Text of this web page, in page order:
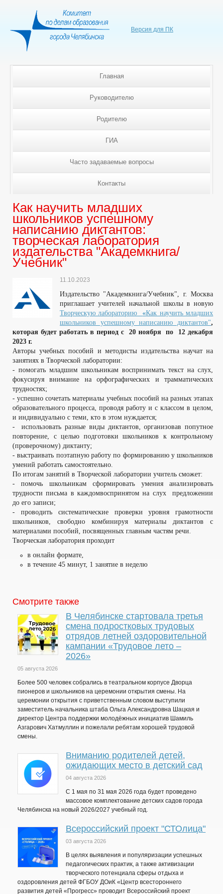
Версия для ПК
Главная
Руководителю
Родителю
ГИА
Часто задаваемые вопросы
Контакты
Как научить младших
школьников успешному
написанию диктантов:
творческая лаборатория
издательства "Академкнига/
Учебник"
11.10.2023
Издательство "Академкнига/Учебник", г. Москва
приглашает учителей начальной школы в новую
Творческую лабораторию«Как научить младших
школьников успешному написанию диктантов",
которая будет работать в период с 20 ноября
по 12 декабря
2023 г.
Авторы учебных пособий и методисты издательства научат на
занятиях в Творческой лаборатории:
- помогать младшим школьникам воспринимать текст на слух,
фокусируя внимание на орфографических и трамматических
трудностях;
- успешно сочетать материалы учебных пособий на разных этапах
образовательного процесса, проводя работу и с классом в целом,
и индивидуально с теми, кто в этом нуждается;
- использовать разные виды диктантов, организовав попутное
повторение, с целью подготовки школьников к контрольному
(проверочному) диктанту;
- выстраивать поэтапную работу по формированию у школьников
умений работать самостоятельно.
По итогам занятий в Творческой лаборатории учитель сможет:
- помочь школьникам сформировать умения анализировать
трудности письма в каждомвоспринятом на слух предложении
до его записи;
- проводить систематические проверки уровня грамотности
школьников, свободно комбинируя материалы диктантов с
материалами пособий, посвященных главным частям речи.
Творческая лаборатория проходит
в онлайн формате,
в течение 45 минут, 1 занятие в неделю
Смотрите также
В Челябинске стартовала третья
смена подростковых трудовых
отрядов летней оздоровительной
кампании «Трудовое лето –
2026»
05 августа 2026
Более 500 человек собрались в театральном корпусе Дворца
пионеров и школьников на церемонии открытия смены. На
церемонии открытия с приветственным словом выступили
заместитель начальника штаба Ольга Александровна Шацкая и
директор Центра поддержки молодёжных инициатив Шамиль
Азгарович Хатмуллин и пожелали ребятам хорошей трудовой
смены.
Вниманию родителей детей,
ожидающих место в детский сад
04 августа 2026
C 1 мая по 31 мая 2026 года будет проведено
массовое комплектование детских садов города
Челябинска на новый 2026/2027 учебный год.
Всероссийский проект "СТОлица"
03 августа 2026
В целях выявления и популяризации успешных
педагогических практик, а также активизации
творческого потенциала сферы отдыха и
оздоровления детей ФГБОУ ДОиК «Центр всестороннего
развития детей «Прогресс» проводит Всероссийский проект